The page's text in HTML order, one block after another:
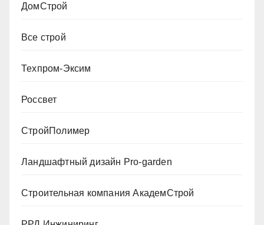
ДомСтрой
Все строй
Техпром-Эксим
Россвет
СтройПолимер
Ландшафтный дизайн Pro-garden
Строительная компания АкадемСтрой